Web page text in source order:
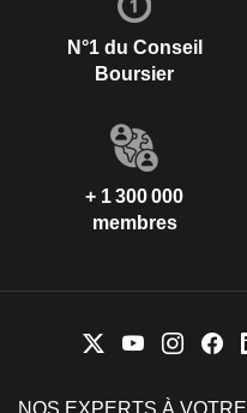
N°1 du Conseil
Boursier
+ 1 300 000
membres